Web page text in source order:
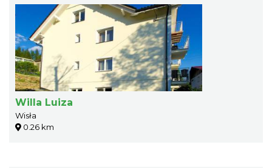
Willa Luiza
Wisła
0.26 km